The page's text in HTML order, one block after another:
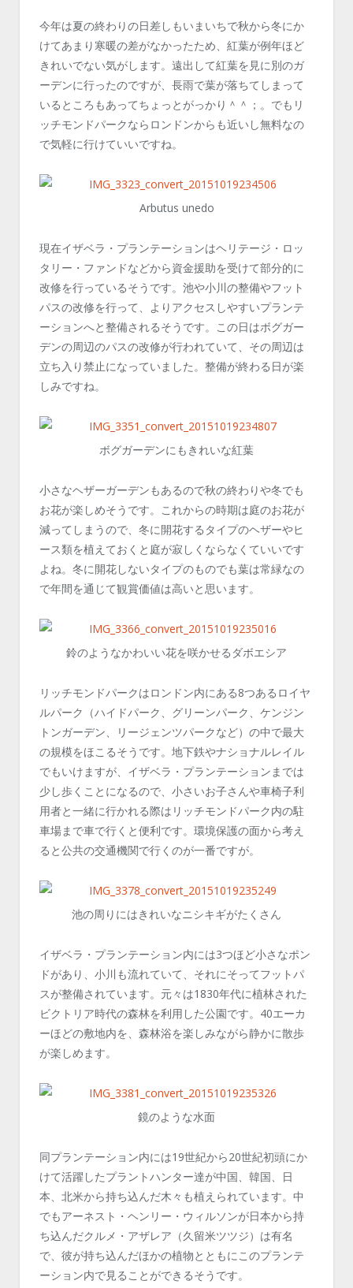
今年は夏の終わりの日差しもいまいちで秋から冬にか
けてあまり寒暖の差がなかったため、紅葉が例年ほど
きれいでない気がします。遠出して紅葉を見に別のガ
ーデンに行ったのですが、長雨で葉が落ちてしまって
いるところもあってちょっとがっかり＾＾；。でもリ
ッチモンドパークならロンドンからも近いし無料なの
で気軽に行けていいですね。
Arbutus unedo
現在イザベラ・プランテーションはヘリテージ・ロッ
タリー・ファンドなどから資金援助を受けて部分的に
改修を行っているそうです。池や小川の整備やフット
パスの改修を行って、よりアクセスしやすいプランテ
ーションへと整備されるそうです。この日はボグガー
デンの周辺のパスの改修が行われていて、その周辺は
立ち入り禁止になっていました。整備が終わる日が楽
しみですね。
ボグガーデンにもきれいな紅葉
小さなヘザーガーデンもあるので秋の終わりや冬でも
お花が楽しめそうです。これからの時期は庭のお花が
減ってしまうので、冬に開花するタイプのヘザーやヒ
ース類を植えておくと庭が寂しくならなくていいです
よね。冬に開花しないタイプのものでも葉は常緑なの
で年間を通じて観賞価値は高いと思います。
鈴のようなかわいい花を咲かせるダボエシア
リッチモンドパークはロンドン内にある8つあるロイヤ
ルパーク（ハイドパーク、グリーンパーク、ケンジン
トンガーデン、リージェンツパークなど）の中で最大
の規模をほこるそうです。地下鉄やナショナルレイル
でもいけますが、イザベラ・プランテーションまでは
少し歩くことになるので、小さいお子さんや車椅子利
用者と一緒に行かれる際はリッチモンドパーク内の駐
車場まで車で行くと便利です。環境保護の面から考え
ると公共の交通機関で行くのが一番ですが。
池の周りにはきれいなニシキギがたくさん
イザベラ・プランテーション内には3つほど小さなポン
ドがあり、小川も流れていて、それにそってフットパ
スが整備されています。元々は1830年代に植林された
ビクトリア時代の森林を利用した公園です。40エーカ
ーほどの敷地内を、森林浴を楽しみながら静かに散歩
が楽しめます。
鏡のような水面
同プランテーション内には19世紀から20世紀初頭にか
けて活躍したプラントハンター達が中国、韓国、日
本、北米から持ち込んだ木々も植えられています。中
でもアーネスト・ヘンリー・ウィルソンが日本から持
ち込んだクルメ・アザレア（久留米ツツジ）は有名
で、彼が持ち込んだほかの植物とともにこのプランテ
ーション内で見ることができるそうです。